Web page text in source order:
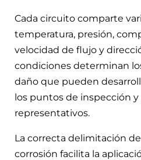
Cada circuito comparte
temperatura, presión,
velocidad de flujo y
condiciones determinan
daño que pueden
los puntos de inspección
representativos.
La correcta delimitación
corrosión facilita la